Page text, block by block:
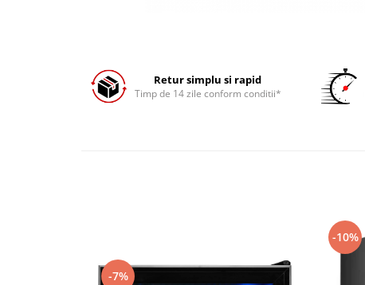
Retur simplu si rapid
Timp de 14 zile conform conditii*
-7%
-10%